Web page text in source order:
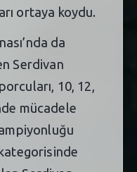
ortaya koydu.
da
Serdivan
10, 12,
mücadele